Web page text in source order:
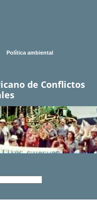
Política ambiental
de Conflictos